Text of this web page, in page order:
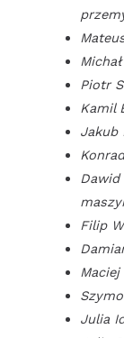
Piotr
Kamil
Jakub
Dawid
Filip
Julia